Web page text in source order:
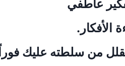
عاطفي
الأفكار.
من سلطته عليك فوراً